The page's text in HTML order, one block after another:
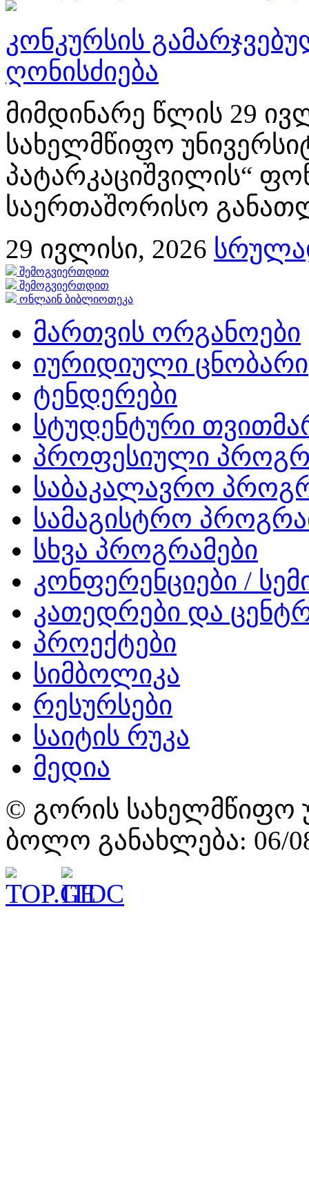
კონკურსის
ღონისძიება
მიმდინარე წლის 29
სახელმწიფო
პატარკაციშვილის“
საერთაშორისო
29 ივლისი, 2026
შემოგვიერთდით
შემოგვიერთდით
ონლაინ ბიბლიოთეკა
მართვის ორგანოები
იურიდიული ცნობარი
ტენდერები
სტუდენტური
პროფესიული
საბაკალავრო
სამაგისტრო
სხვა პროგრამები
კონფერენციები /
კათედრები და
პროექტები
სიმბოლიკა
რესურსები
საიტის რუკა
მედია
© გორის სახელმწიფო
ბოლო განახლება: 06/